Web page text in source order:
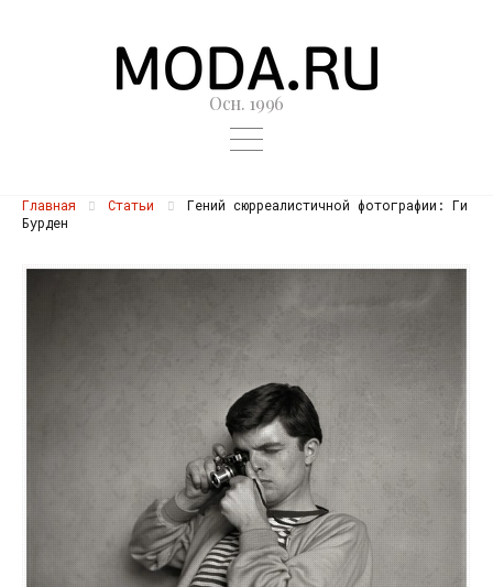
Осн. 1996
Главная Статьи
Гений сюрреалистичной фотографии: Ги
Бурден